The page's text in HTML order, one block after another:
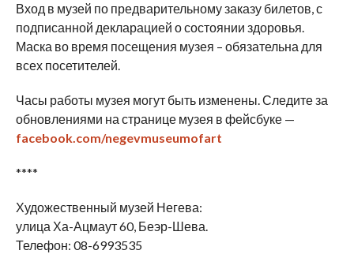
Вход в музей по предварительному заказу билетов, с
подписанной декларацией о состоянии здоровья.
Маска во время посещения музея – обязательна для
всех посетителей.
Часы работы музея могут быть изменены. Следите за
обновлениями на странице музея в фейсбуке —
facebook.com/negevmuseumofart
****
Художественный музей Негева:
улица Ха-Ацмаут 60, Беэр-Шева.
Телефон: 08-6993535